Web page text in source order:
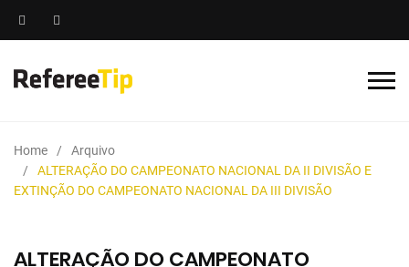
Home
Arquivo
ALTERAÇÃO DO CAMPEONATO NACIONAL DA II DIVISÃO E
EXTINÇÃO DO CAMPEONATO NACIONAL DA III DIVISÃO
ALTERAÇÃO DO CAMPEONATO